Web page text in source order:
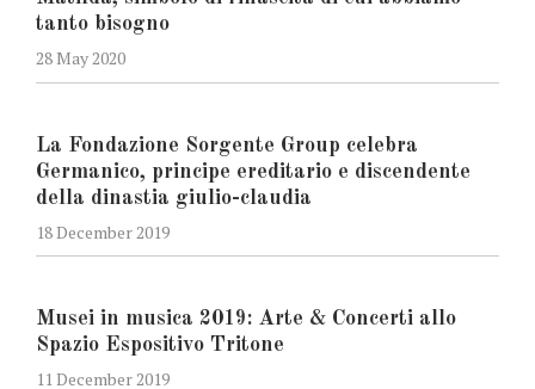
tanto bisogno
28 May 2020
La Fondazione Sorgente Group celebra
Germanico, principe ereditario e discendente
della dinastia giulio-claudia
18 December 2019
Musei in musica 2019: Arte & Concerti allo
Spazio Espositivo Tritone
11 December 2019